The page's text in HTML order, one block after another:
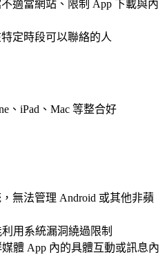
適當網站、限制 App 下載與內
定時段可以聯絡的人
、iPad、Mac 等整合好
無法管理 Android 或其他非蘋
用系統漏洞繞過限制
體 App 內的具體互動或訊息內